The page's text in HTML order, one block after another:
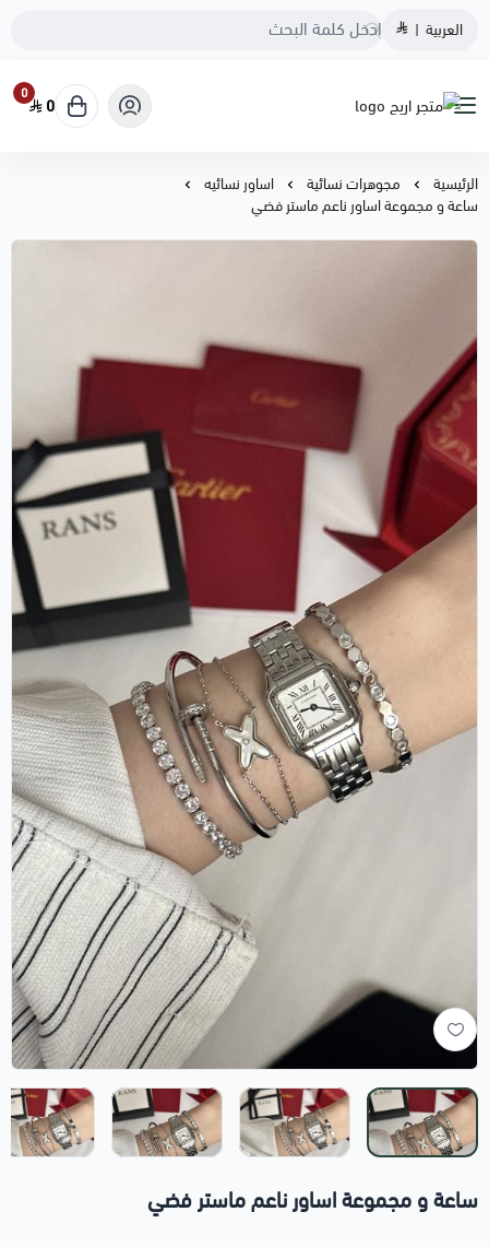
العربية |
متجر اريج
0
0
الرئيسية مجوهرات نسائية
اساور نسائيه
ساعة و مجموعة اساور ناعم ماستر فضي
ساعة و مجموعة اساور ناعم ماستر فضي